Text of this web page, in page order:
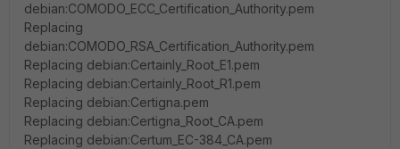
debian:COMODO_ECC_Certification_Authority.pem
Replacing
debian:COMODO_RSA_Certification_Authority.pem
Replacing debian:Certainly_Root_E1.pem
Replacing debian:Certainly_Root_R1.pem
Replacing debian:Certigna.pem
Replacing debian:Certigna_Root_CA.pem
Replacing debian:Certum_EC-384_CA.pem